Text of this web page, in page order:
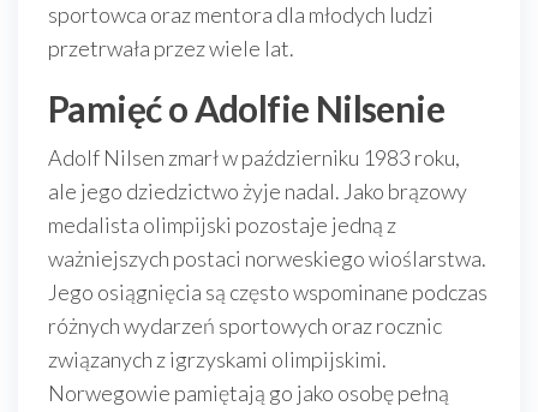
sportowca oraz mentora dla młodych ludzi
przetrwała przez wiele lat.
Pamięć o Adolfie Nilsenie
Adolf Nilsen zmarł w październiku 1983 roku,
ale jego dziedzictwo żyje nadal. Jako brązowy
medalista olimpijski pozostaje jedną z
ważniejszych postaci norweskiego wioślarstwa.
Jego osiągnięcia są często wspominane podczas
różnych wydarzeń sportowych oraz rocznic
związanych z igrzyskami olimpijskimi.
Norwegowie pamiętają go jako osobę pełną